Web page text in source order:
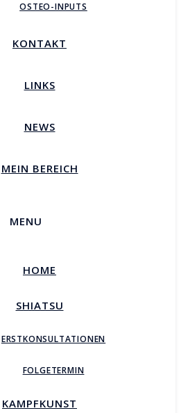
OSTEO-INPUTS
KONTAKT
LINKS
NEWS
MEIN BEREICH
MENU
HOME
SHIATSU
ERSTKONSULTATIONEN
FOLGETERMIN
KAMPFKUNST